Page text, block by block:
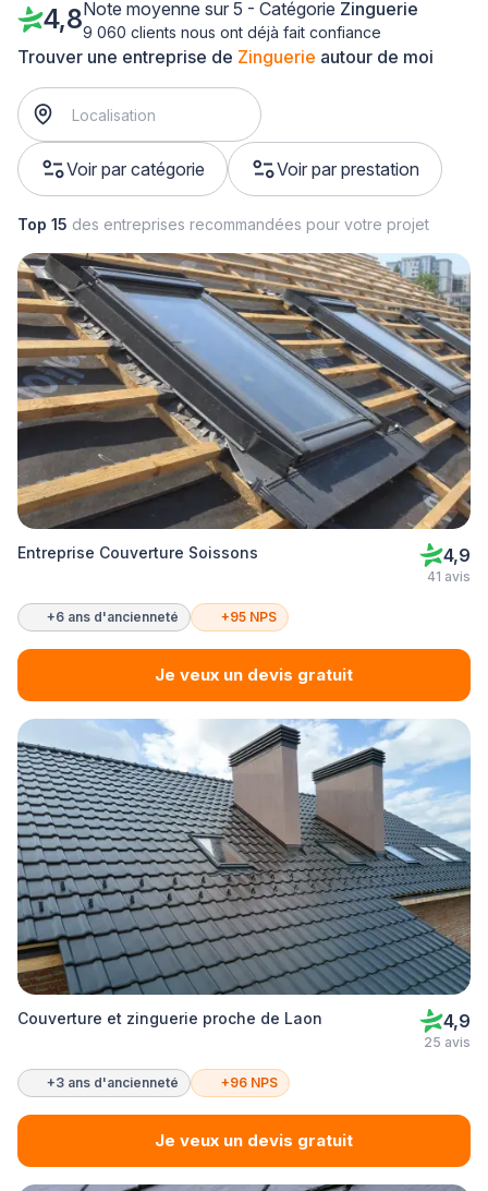
Trouver une entreprise de Zinguerie autour de moi
Voir par catégorie Voir par prestation
4,8Note moyenne sur 5 - Catégorie Zinguerie
9 060 clients nous ont déjà fait confiance
Top 15 des entreprises recommandées pour votre projet
Entreprise Couverture Soissons 4,9
41 avis
+6 ans d'ancienneté +95 NPS
Je veux un devis gratuit
Couverture et zinguerie proche de Laon 4,9
25 avis
+3 ans d'ancienneté +96 NPS
Je veux un devis gratuit